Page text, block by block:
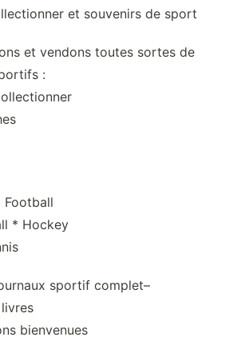
et souvenirs de sport
et vendons toutes sortes de
:
Football
* Hockey
sportif complet–
bienvenues